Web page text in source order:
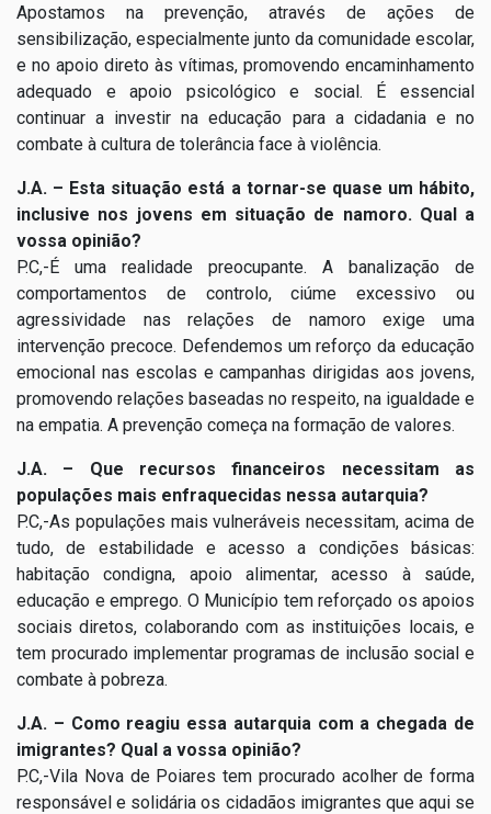
Apostamos na prevenção, através de ações de
sensibilização, especialmente junto da comunidade escolar,
e no apoio direto às vítimas, promovendo encaminhamento
adequado e apoio psicológico e social. É essencial
continuar a investir na educação para a cidadania e no
combate à cultura de tolerância face à violência.
J.A. – Esta situação está a tornar-se quase um hábito,
inclusive nos jovens em situação de namoro. Qual a
vossa opinião?
P.C,-É uma realidade preocupante. A banalização de
comportamentos de controlo, ciúme excessivo ou
agressividade nas relações de namoro exige uma
intervenção precoce. Defendemos um reforço da educação
emocional nas escolas e campanhas dirigidas aos jovens,
promovendo relações baseadas no respeito, na igualdade e
na empatia. A prevenção começa na formação de valores.
J.A. – Que recursos financeiros necessitam as
populações mais enfraquecidas nessa autarquia?
P.C,-As populações mais vulneráveis necessitam, acima de
tudo, de estabilidade e acesso a condições básicas:
habitação condigna, apoio alimentar, acesso à saúde,
educação e emprego. O Município tem reforçado os apoios
sociais diretos, colaborando com as instituições locais, e
tem procurado implementar programas de inclusão social e
combate à pobreza.
J.A. – Como reagiu essa autarquia com a chegada de
imigrantes? Qual a vossa opinião?
P.C,-Vila Nova de Poiares tem procurado acolher de forma
responsável e solidária os cidadãos imigrantes que aqui se